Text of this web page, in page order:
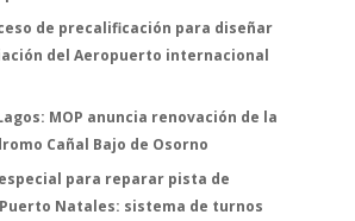
de precalificación para diseñar
del Aeropuerto internacional
MOP anuncia renovación de la
Cañal Bajo de Osorno
para reparar pista de
Natales: sistema de turnos